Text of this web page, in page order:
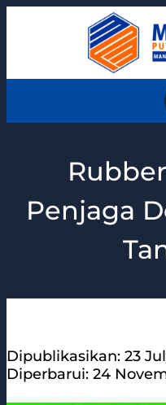
Penjaga
Dipublikasikan: 23
Diperbarui: 24